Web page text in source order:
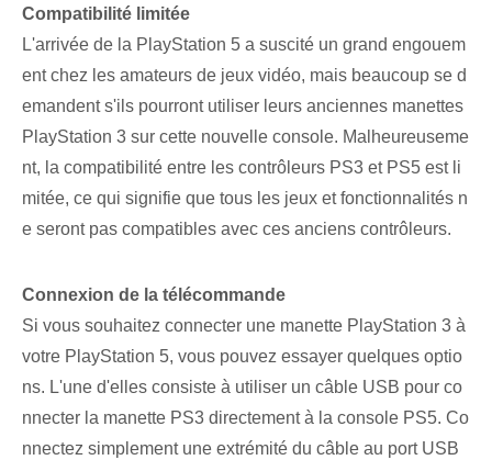
Compatibilité limitée
L'arrivée de la PlayStation 5 a suscité un grand engouem
ent chez les amateurs de jeux vidéo, mais beaucoup se d
emandent s'ils pourront utiliser leurs anciennes manettes
PlayStation 3 sur cette nouvelle console. Malheureuseme
nt, la compatibilité entre les contrôleurs PS3 et PS5 est li
mitée, ce qui signifie que tous les jeux et fonctionnalités n
e seront pas compatibles avec ces anciens contrôleurs.
Connexion de la télécommande
Si vous souhaitez connecter une manette PlayStation 3 à
votre PlayStation 5, vous pouvez essayer quelques optio
ns. L'une d'elles consiste à utiliser un câble USB pour co
nnecter la manette PS3 directement à la console PS5. Co
nnectez simplement une extrémité du câble au port USB